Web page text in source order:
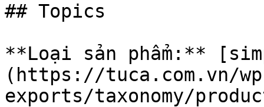
## Topics
**Loại sản phẩm:**
(https://tuca.com.vn/
exports/taxonomy/